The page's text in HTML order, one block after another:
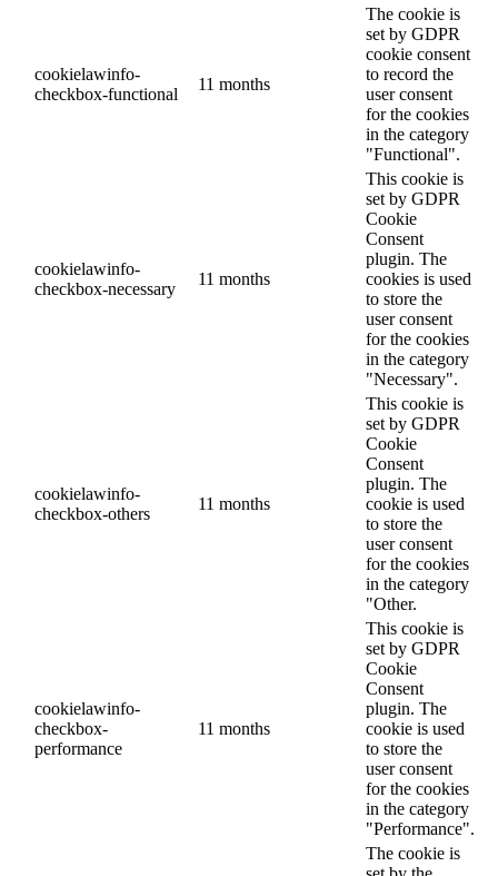
cookielawinfo-
checkbox-functional
11 months
The cookie is
set by GDPR
cookie consent
to record the
user consent
for the cookies
in the category
"Functional".
cookielawinfo-
checkbox-necessary
11 months
This cookie is
set by GDPR
Cookie
Consent
plugin. The
cookies is used
to store the
user consent
for the cookies
in the category
"Necessary".
cookielawinfo-
checkbox-others
11 months
This cookie is
set by GDPR
Cookie
Consent
plugin. The
cookie is used
to store the
user consent
for the cookies
in the category
"Other.
cookielawinfo-
checkbox-
performance
11 months
This cookie is
set by GDPR
Cookie
Consent
plugin. The
cookie is used
to store the
user consent
for the cookies
in the category
"Performance".
The cookie is